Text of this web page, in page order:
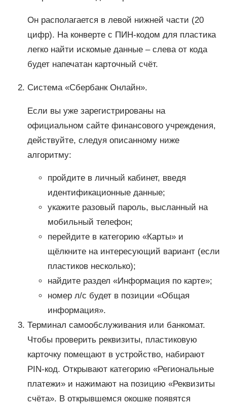
Он располагается в левой нижней части (20
цифр). На конверте с ПИН-кодом для пластика
легко найти искомые данные – слева от кода
будет напечатан карточный счёт.
Система «Сбербанк Онлайн».
Если вы уже зарегистрированы на
официальном сайте финансового учреждения,
действуйте, следуя описанному ниже
алгоритму:
пройдите в личный кабинет, введя
идентификационные данные;
укажите разовый пароль, высланный на
мобильный телефон;
перейдите в категорию «Карты» и
щёлкните на интересующий вариант (если
пластиков несколько);
найдите раздел «Информация по карте»;
номер л/с будет в позиции «Общая
информация».
Терминал самообслуживания или банкомат.
Чтобы проверить реквизиты, пластиковую
карточку помещают в устройство, набирают
PIN-код. Открывают категорию «Региональные
платежи» и нажимают на позицию «Реквизиты
счёта». В открывшемся окошке появятся